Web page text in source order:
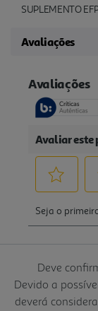
SUPLEMENTO
Avaliações
Deve
Devido a
deverá